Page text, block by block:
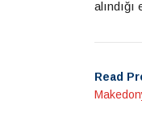
Read